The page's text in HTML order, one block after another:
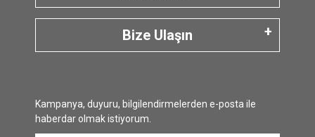
Bize Ulaşın
Kampanya, duyuru, bilgilendirmelerden e-posta ile
haberdar olmak istiyorum.